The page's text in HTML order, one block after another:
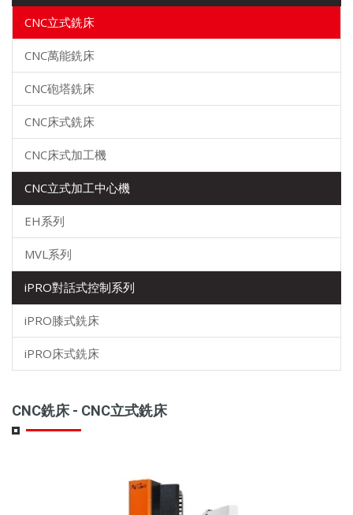
CNC立式銑床
CNC萬能銑床
CNC砲塔銑床
CNC床式銑床
CNC床式加工機
CNC立式加工中心機
EH系列
MVL系列
iPRO對話式控制系列
iPRO膝式銑床
iPRO床式銑床
CNC銑床 - CNC立式銑床